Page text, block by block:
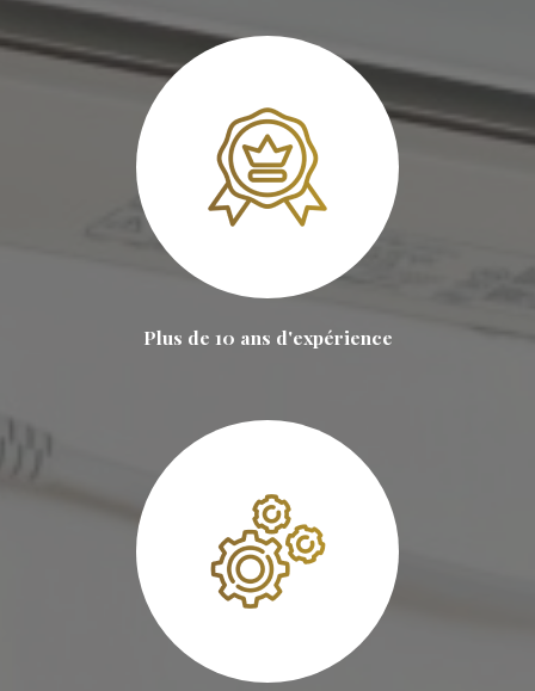
Plus de 10 ans d'expérience